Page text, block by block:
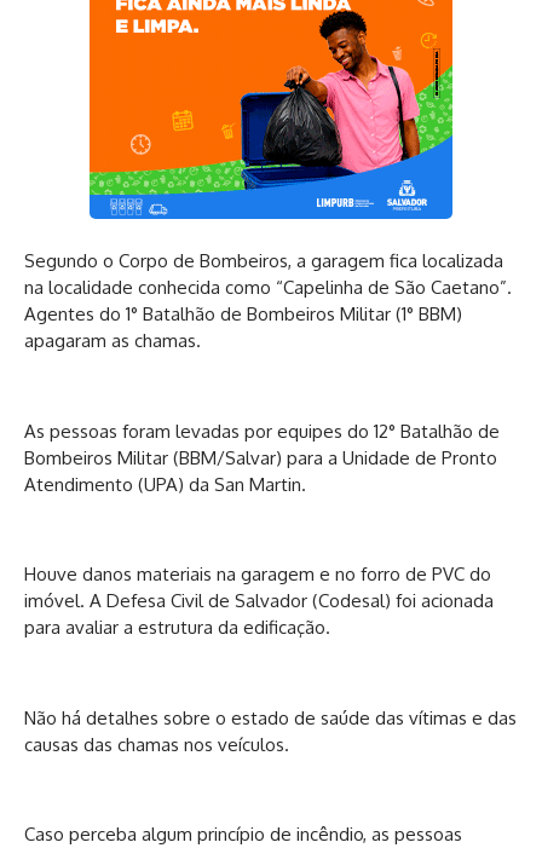
Segundo o Corpo de Bombeiros, a garagem fica localizada
na localidade conhecida como “Capelinha de São Caetano”.
Agentes do 1° Batalhão de Bombeiros Militar (1° BBM)
apagaram as chamas.
As pessoas foram levadas por equipes do 12° Batalhão de
Bombeiros Militar (BBM/Salvar) para a Unidade de Pronto
Atendimento (UPA) da San Martin.
Houve danos materiais na garagem e no forro de PVC do
imóvel. A Defesa Civil de Salvador (Codesal) foi acionada
para avaliar a estrutura da edificação.
Não há detalhes sobre o estado de saúde das vítimas e das
causas das chamas nos veículos.
Caso perceba algum princípio de incêndio, as pessoas